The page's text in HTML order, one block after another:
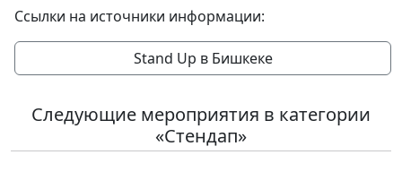
Ссылки на источники информации:
Stand Up в Бишкеке
Следующие мероприятия в категории
«Стендап»